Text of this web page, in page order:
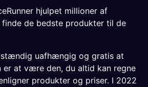
hjulpet millioner af
finde de bedste produkter til de
uafhængig og gratis at
er at være den, du altid kan regne
produkter og priser. I 2022